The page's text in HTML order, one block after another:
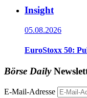
Insight
05.08.2026
EuroStoxx 50:
Börse Daily
E-Mail-Adresse